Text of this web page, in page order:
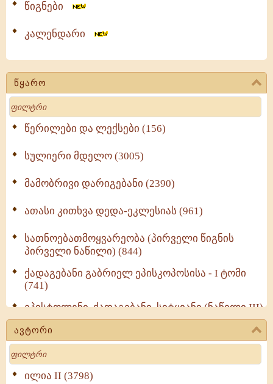
წიგნები
კალენდარი
წყარო
Search
წერილები და ლექსები (156)
სულიერი მდელო (3005)
მამობრივი დარიგებანი (2390)
ათასი კითხვა დედა-ეკლესიას (961)
სათნოებათმოყვარეობა (პირველი წიგნის
პირველი ნაწილი) (844)
ქადაგებანი გაბრიელ ეპისკოპოსისა - I ტომი
(741)
ეპისტოლენი, ქადაგებანი, სიტყვანი (ნაწილი III)
(723)
მოძღვრის ძალზე სასარგებლო რჩევები
მრევლისათვის (545)
Wisdomge (514)
ავტორი
Search
ილია II (3798)